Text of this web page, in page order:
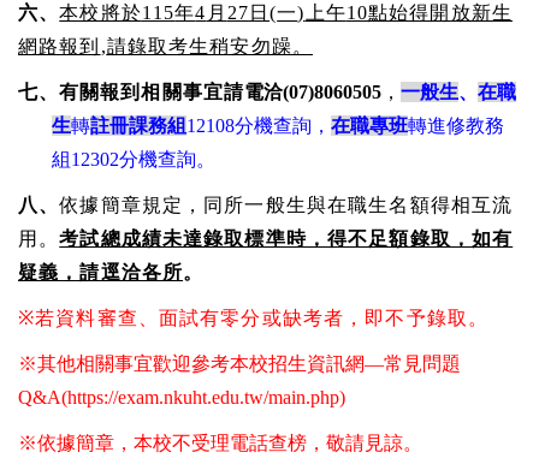
六、本校將於115年4 月 27 日(一) 上午10點始得開放新生
網路報到 ,請錄取考生稍安勿躁。
七、有關報到相關事宜請電洽(07)8060505 ，一般生、在職
生轉註冊課務組 12108分機查詢， 在職專班轉進修教務
組12302分機查詢。
八、依據簡章規定，同所一般生與在職生名額得相互流
用。考試總成績未達錄取標準時，得不足額錄取，如有
疑義，請逕洽各所。
※若資料審查、面試有零分或缺考者，即不予錄取。
※其他相關事宜歡迎參考本校招生資訊網—常見問題
Q&A(https://exam.nkuht.edu.tw/main.php)
※依據簡章，本校不受理電話查榜，敬請見諒。